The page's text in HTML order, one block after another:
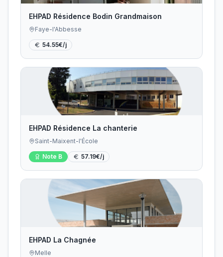
EHPAD Résidence Bodin Grandmaison
Faye-l'Abbesse
54.55€/j
EHPAD Résidence La chanterie
Saint-Maixent-l'École
Note B 57.19€/j
EHPAD La Chagnée
Melle